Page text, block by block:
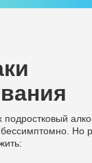
бессимптомно. Но